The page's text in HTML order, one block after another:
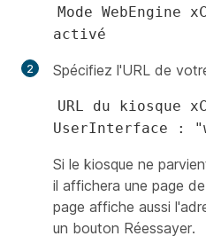
Mode WebEngine
activé
Spécifiez l'URL de
URL du kiosque
UserInterface :
Si le kiosque ne
il affichera une page
page affiche aussi
un bouton Réessayer.